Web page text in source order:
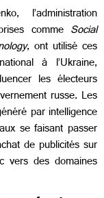
l’administration
comme Social
, ont utilisé ces
à l’Ukraine,
les électeurs
russe. Les
par intelligence
se faisant passer
de publicités sur
vers des domaines